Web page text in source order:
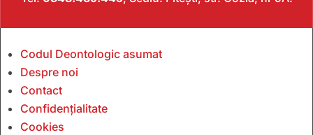
Codul Deontologic asumat
Despre noi
Contact
Confidențialitate
Cookies